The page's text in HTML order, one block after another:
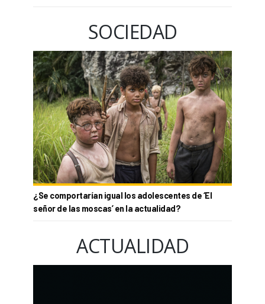
SOCIEDAD
¿Se comportarían igual los adolescentes de ‘El
señor de las moscas’ en la actualidad?
ACTUALIDAD